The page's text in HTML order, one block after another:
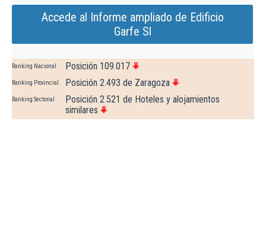
Accede al Informe ampliado de Edificio
Garfe Sl
Ranking Nacional Posición 109.017
Ranking Provincial Posición 2.493 de Zaragoza
Ranking Sectorial
Posición 2.521 de Hoteles y alojamientos
similares